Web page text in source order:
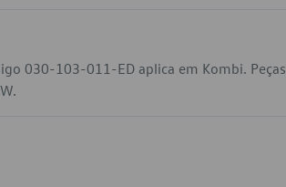
030-103-011-ED aplica em Kombi. Peças